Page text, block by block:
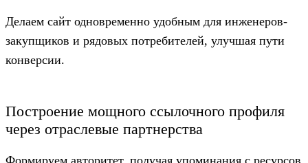
Делаем сайт одновременно удобным для инженеров-
закупщиков и рядовых потребителей, улучшая пути
конверсии.
Построение мощного ссылочного профиля
через отраслевые партнерства